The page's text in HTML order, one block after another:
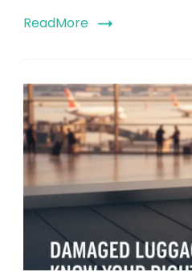
ReadMore